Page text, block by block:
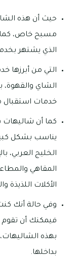
حيث أن هذه
مسبح خاص، كما
الذي يشتهر
التي من أبرزها
الشاي
خدمات استقبال
كما أن شاليهات
يناسب بشكل
الخليج العربي،
المقاهي
الأكلات اللذيذة
وفي حالة أنك
فيمكنك أن تقوم
بهذه
بداخلها.